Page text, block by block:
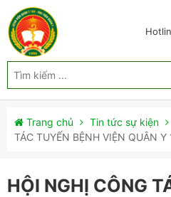
Trang chủ Tin tức sự kiện
TÁC TUYẾN BỆNH VIỆN QUÂN
HỘI NGHỊ CÔNG